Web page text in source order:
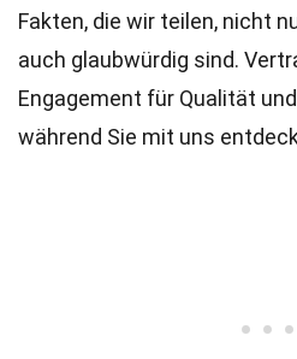
Fakten, die wir teilen, nicht
auch glaubwürdig sind.
Engagement für Qualität
während Sie mit uns